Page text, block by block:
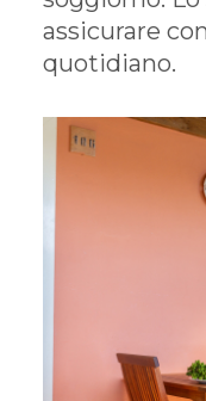
assicurare
quotidiano.